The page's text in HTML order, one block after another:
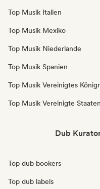
Top Musik Italien
Top Musik Mexiko
Top Musik Niederlande
Top Musik Spanien
Top Musik Vereinigtes
Top Musik Vereinigte Staaten
Dub
Top dub bookers
Top dub labels